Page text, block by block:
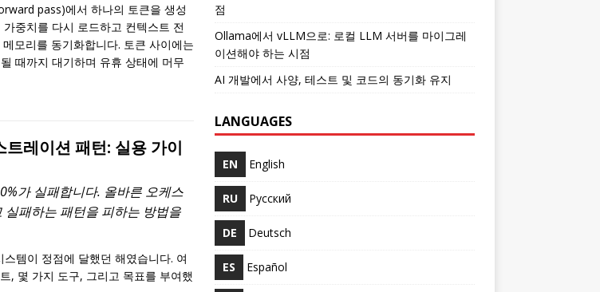
pass)에서 하나의 토큰을 생성
중치를 다시 로드하고 컨텍스트 전
모리를 동기화합니다. 토큰 사이에는
때까지 대기하며 유휴 상태에 머무
레이션 패턴: 실용 가이
가 실패합니다. 올바른 오케스
패하는 패턴을 피하는 방법을
템이 정점에 달했던 해였습니다. 여
, 몇 가지 도구, 그리고 목표를 부여했
점
Ollama에서 vLLM으로: 로컬 LLM 서버를 마이그레
이션해야 하는 시점
AI 개발에서 사양, 테스트 및 코드의 동기화 유지
LANGUAGES
EN English
RU Русский
DE Deutsch
ES Español